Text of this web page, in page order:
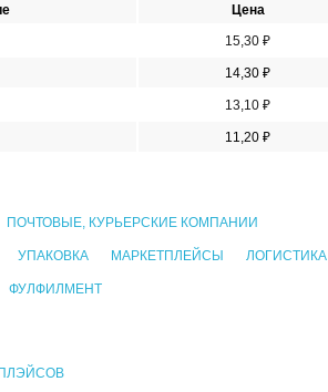
Цена
15,30 ₽
14,30 ₽
13,10 ₽
11,20 ₽
ПОЧТОВЫЕ, КУРЬЕРСКИЕ КОМПАНИИ
УПАКОВКА МАРКЕТПЛЕЙСЫ ЛОГИСТИКА
ФУЛФИЛМЕНТ